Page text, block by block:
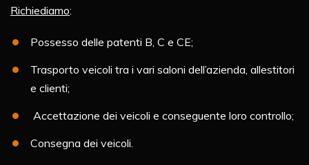
Richiediamo:
Possesso delle patenti B, C e CE;
Trasporto veicoli tra i vari saloni dell’azienda, allestitori
e clienti;
Accettazione dei veicoli e conseguente loro controllo;
Consegna dei veicoli.